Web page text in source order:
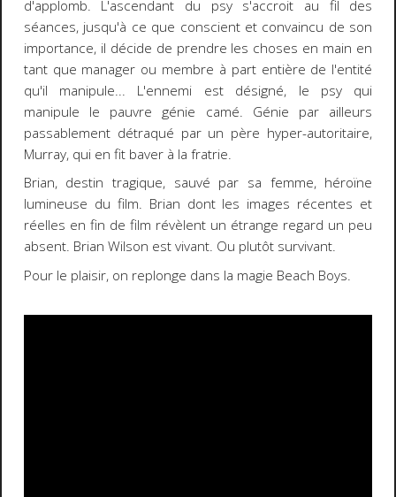
d'applomb. L'ascendant du psy s'accroit au fil des
séances, jusqu'à ce que conscient et convaincu de son
importance, il décide de prendre les choses en main en
tant que manager ou membre à part entière de l'entité
qu'il manipule... L'ennemi est désigné, le psy qui
manipule le pauvre génie camé. Génie par ailleurs
passablement détraqué par un père hyper-autoritaire,
Murray, qui en fit baver à la fratrie.
Brian, destin tragique, sauvé par sa femme, héroïne
lumineuse du film. Brian dont les images récentes et
réelles en fin de film révèlent un étrange regard un peu
absent. Brian Wilson est vivant. Ou plutôt survivant.
Pour le plaisir, on replonge dans la magie Beach Boys.